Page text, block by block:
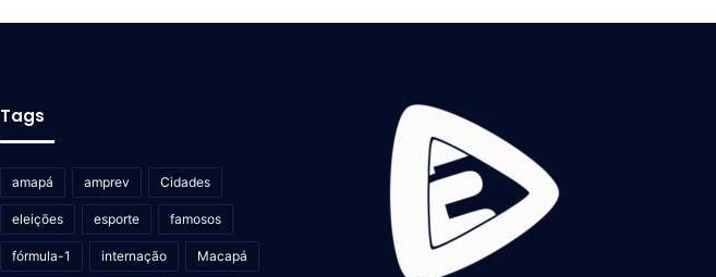
Tags
amapá amprev Cidades
eleições esporte famosos
fórmula-1 internação Macapá